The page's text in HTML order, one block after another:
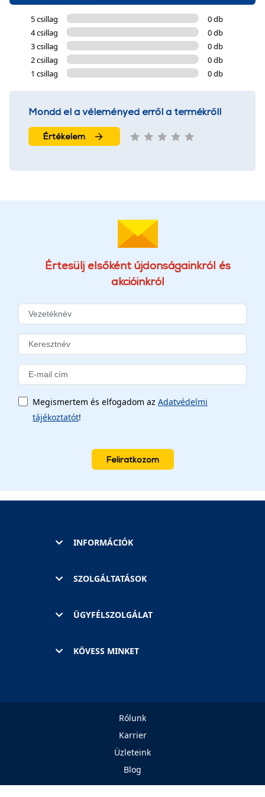
5 csillag
0 db
4 csillag
0 db
3 csillag
0 db
2 csillag
0 db
1 csillag
0 db
Mondd el a véleményed erről a termékről!
Értékelem
Értesülj elsőként újdonságainkról és
akcióinkról
Megismertem és elfogadom az Adatvédelmi
tájékoztatót!
Feliratkozom
INFORMÁCIÓK
SZOLGÁLTATÁSOK
ÜGYFÉLSZOLGÁLAT
KÖVESS MINKET
Rólunk
Karrier
Üzleteink
Blog